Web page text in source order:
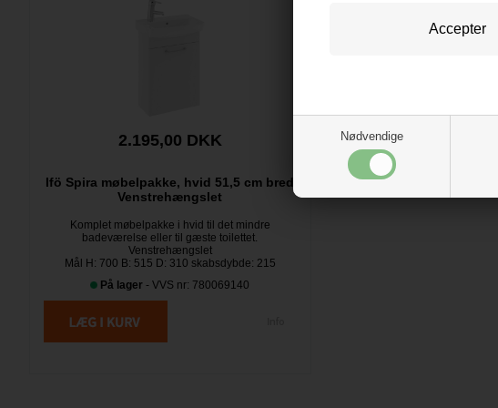
Nødvendige
2.195,00 DKK
Ifö Spira møbelpakke, hvid 51,5 cm bred
Venstrehængslet
Komplet møbelpakke i hvid til det mindre
badeværelse eller til gæste toilettet.
Venstrehængslet
Mål H: 700 B: 515 D: 310 skabsdybde: 215
På lager - VVS nr: 780069140